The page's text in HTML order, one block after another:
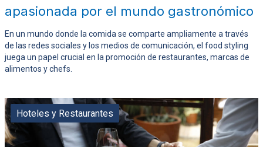
apasionada por el mundo gastronómico
En un mundo donde la comida se comparte ampliamente a través
de las redes sociales y los medios de comunicación, el food styling
juega un papel crucial en la promoción de restaurantes, marcas de
alimentos y chefs.
Hoteles y Restaurantes